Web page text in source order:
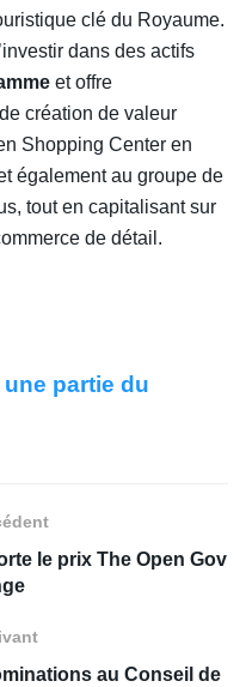
clé du Royaume.
dans des actifs
et offre
création de valeur
Shopping Center en
également au groupe de
tout en capitalisant sur
de détail.
partie du
le prix The Open Gov
au Conseil de